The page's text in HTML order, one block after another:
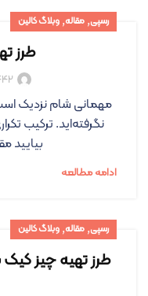
رسپی, مقاله, وبلاگ کالین
طرز
مهمانی شام نزدیک
نگرفته‌اید. ترکیب
بیایید
ادامه مطالعه
رسپی, مقاله, وبلاگ کالین
طرز تهیه چیز کیک